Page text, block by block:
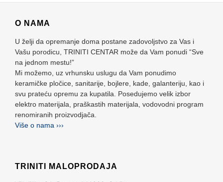
O NAMA
U želji da opremanje doma postane zadovoljstvo za Vas i
Vašu porodicu, TRINITI CENTAR može da Vam ponudi “Sve
na jednom mestu!”
Mi možemo, uz vrhunsku uslugu da Vam ponudimo
keramičke pločice, sanitarije, bojlere, kade, galanteriju, kao i
svu prateću opremu za kupatila. Posedujemo velik izbor
elektro materijala, praškastih materijala, vodovodni program
renomiranih proizvodjača.
Više o nama ›››
TRINITI MALOPRODAJA